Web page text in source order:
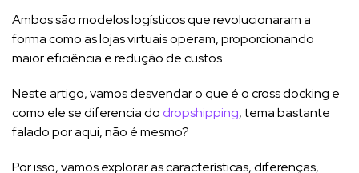
Ambos são modelos logísticos que revolucionaram a
forma como as lojas virtuais operam, proporcionando
maior eficiência e redução de custos.
Neste artigo, vamos desvendar o que é o cross docking e
como ele se diferencia do dropshipping, tema bastante
falado por aqui, não é mesmo?
Por isso, vamos explorar as características, diferenças,